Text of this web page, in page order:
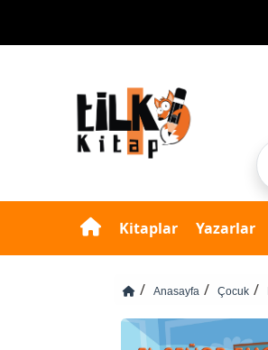
Kitaplar Yazarlar
Anasayfa Çocuk